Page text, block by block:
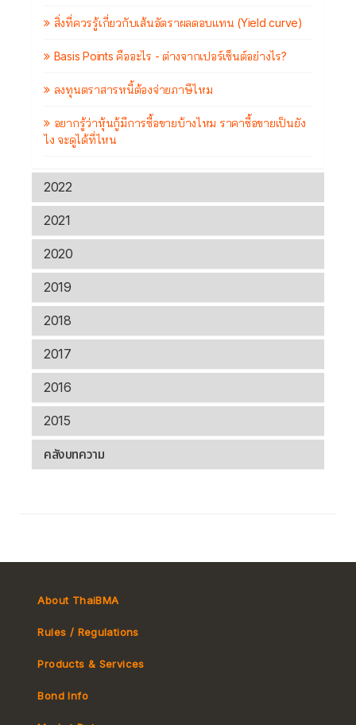
สิ่งที่ควรรู้เกี่ยวกับเส้นอัตราผลตอบแทน (Yield curve)
Basis Points คืออะไร - ต่างจากเปอร์เซ็นต์อย่างไร?
ลงทุนตราสารหนี้ต้องจ่ายภาษีไหม
อยากรู้ว่าหุ้นกู้มีการซื้อขายบ้างไหม ราคาซื้อขายเป็นยัง
ไง จะดูได้ที่ไหน
2022
2021
2020
2019
2018
2017
2016
2015
คลังบทความ
About ThaiBMA
Rules / Regulations
Products & Services
Bond Info